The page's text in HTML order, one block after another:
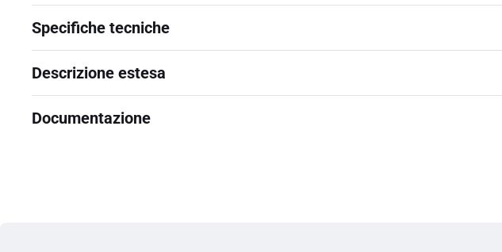
Specifiche tecniche
Descrizione estesa
Documentazione